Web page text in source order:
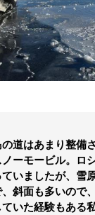
道はあまり整備
ーモービル。ロ
いましたが、雪
斜面も多いので
いた経験もある